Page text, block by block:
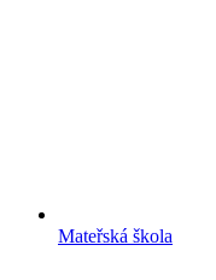
Mateřská škola